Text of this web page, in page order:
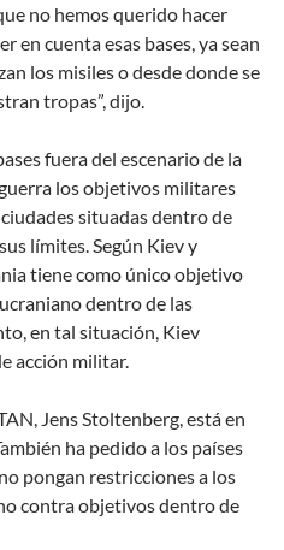
no hemos querido hacer
en cuenta esas bases, ya sean
los misiles o desde donde se
tropas”, dijo.
fuera del escenario de la
los objetivos militares
situadas dentro de
límites. Según Kiev y
tiene como único objetivo
dentro de las
en tal situación, Kiev
acción militar.
Jens Stoltenberg, está en
ha pedido a los países
pongan restricciones a los
contra objetivos dentro de